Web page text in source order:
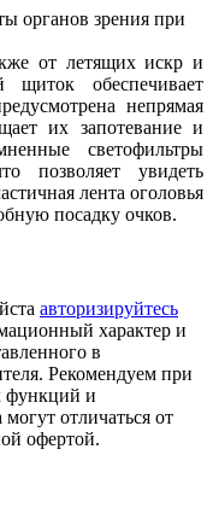
органов зрения при
от летящих искр и
обеспечивает
непрямая
их запотевание и
светофильтры
позволяет увидеть
лента оголовья
посадку очков.
авторизируйтесь
характер и
в
Рекомендуем при
функций и
отличаться от
офертой.